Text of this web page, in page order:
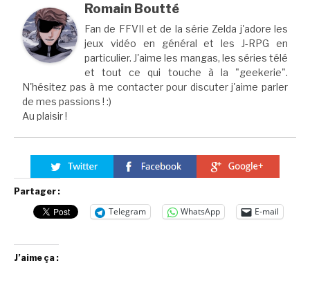
Romain Boutté
Fan de FFVII et de la série Zelda j'adore les
jeux vidéo en général et les J-RPG en
particulier. J'aime les mangas, les séries télé
et tout ce qui touche à la "geekerie".
N'hésitez pas à me contacter pour discuter j'aime parler
de mes passions ! :)
Au plaisir !
Partager :
Telegram WhatsApp E-mail
J’aime ça :